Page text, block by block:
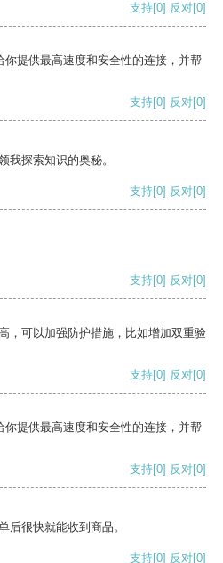
支持[0] 反对[0]
提供最高速度和安全性的连接，并帮
支持[0] 反对[0]
我探索知识的奥秘。
支持[0] 反对[0]
支持[0] 反对[0]
，可以加强防护措施，比如增加双重验
支持[0] 反对[0]
提供最高速度和安全性的连接，并帮
支持[0] 反对[0]
后很快就能收到商品。
支持[0] 反对[0]